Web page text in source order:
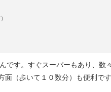
です。すぐスーパーもあり、数
（歩いて１０数分）も便利で